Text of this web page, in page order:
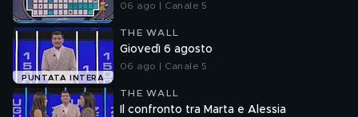
06 ago | Canale 5
PUNTATA INTERA
THE WALL
Giovedì 6 agosto
06 ago | Canale 5
THE WALL
Il confronto tra Marta e Alessia